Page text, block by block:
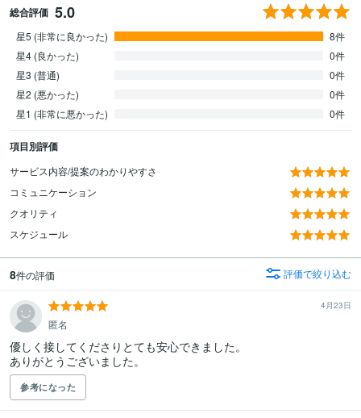
総合評価 5.0
星5 (非常に良かった)
8件
星4 (良かった)
0件
星3 (普通)
0件
星2 (悪かった)
0件
星1 (非常に悪かった)
0件
項目別評価
サービス内容/提案のわかりやすさ
コミュニケーション
クオリティ
スケジュール
8件の評価 評価で絞り込む
4月23日
匿名
優しく接してくださりとても安心できました。
ありがとうございました。
参考になった